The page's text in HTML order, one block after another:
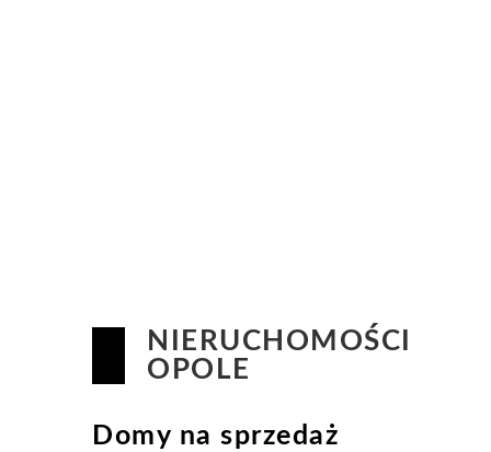
NIERUCHOMOŚCI
OPOLE
Domy na sprzedaż